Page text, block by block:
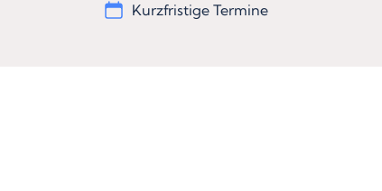
Kurzfristige Termine